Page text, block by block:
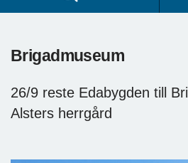
Brigadmuseum
26/9 reste Edabygden till
Alsters herrgård